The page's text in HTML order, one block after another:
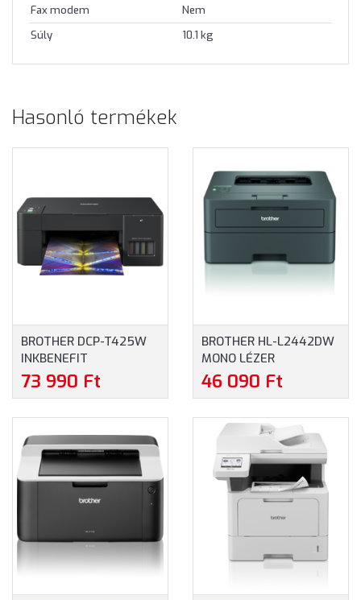
Fax modem
Nem
Súly
10.1 kg
Hasonló termékek
BROTHER DCP-T425W
INKBENEFIT
MULTIFUNKCIÓS SZÍNES
TINTASUGARAS
(DCPT425WYJ1)
73 990 Ft
BROTHER HL-L2442DW
MONO LÉZER
NYOMTATÓ
(HLL2442DWYJ1)
46 090 Ft